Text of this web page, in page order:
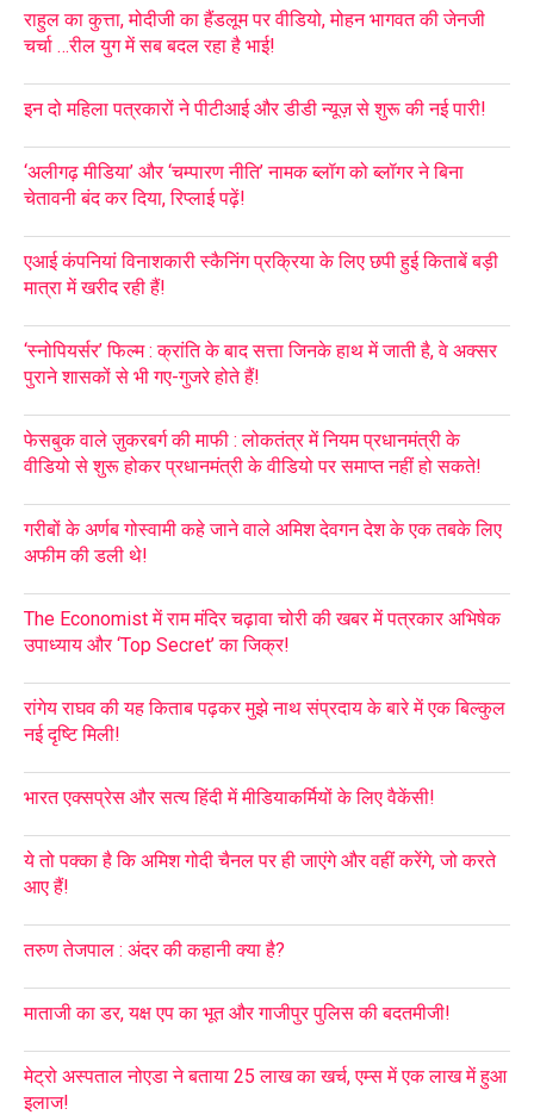
राहुल का कुत्ता, मोदीजी का हैंडलूम पर वीडियो, मोहन भागवत की जेनजी
चर्चा …रील युग में सब बदल रहा है भाई!
इन दो महिला पत्रकारों ने पीटीआई और डीडी न्यूज़ से शुरू की नई पारी!
‘अलीगढ़ मीडिया’ और ‘चम्पारण नीति’ नामक ब्लॉग को ब्लॉगर ने बिना
चेतावनी बंद कर दिया, रिप्लाई पढ़ें!
एआई कंपनियां विनाशकारी स्कैनिंग प्रक्रिया के लिए छपी हुई किताबें बड़ी
मात्रा में खरीद रही हैं!
‘स्नोपियर्सर’ फिल्म : क्रांति के बाद सत्ता जिनके हाथ में जाती है, वे अक्सर
पुराने शासकों से भी गए-गुजरे होते हैं!
फेसबुक वाले ज़ुकरबर्ग की माफी : लोकतंत्र में नियम प्रधानमंत्री के
वीडियो से शुरू होकर प्रधानमंत्री के वीडियो पर समाप्त नहीं हो सकते!
गरीबों के अर्णब गोस्वामी कहे जाने वाले अमिश देवगन देश के एक तबके लिए
अफीम की डली थे!
The Economist में राम मंदिर चढ़ावा चोरी की खबर में पत्रकार अभिषेक
उपाध्याय और ‘Top Secret’ का जिक्र!
रांगेय राघव की यह किताब पढ़कर मुझे नाथ संप्रदाय के बारे में एक बिल्कुल
नई दृष्टि मिली!
भारत एक्सप्रेस और सत्य हिंदी में मीडियाकर्मियों के लिए वैकेंसी!
ये तो पक्का है कि अमिश गोदी चैनल पर ही जाएंगे और वहीं करेंगे, जो करते
आए हैं!
तरुण तेजपाल : अंदर की कहानी क्या है?
माताजी का डर, यक्ष एप का भूत और गाजीपुर पुलिस की बदतमीजी!
मेट्रो अस्पताल नोएडा ने बताया 25 लाख का खर्च, एम्स में एक लाख में हुआ
इलाज!